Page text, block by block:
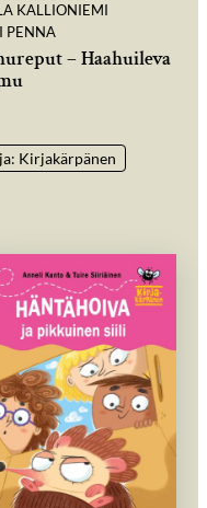
KALLIONIEMI
PENNA
– Haahuileva
Kirjakärpänen